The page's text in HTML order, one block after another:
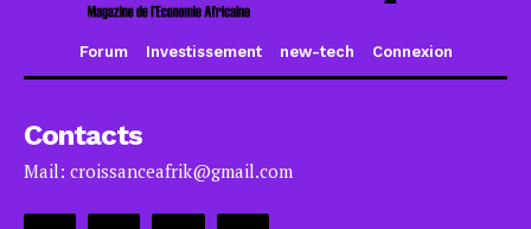
Forum Investissement new-tech Connexion
Contacts
Mail: croissanceafrik@gmail.com